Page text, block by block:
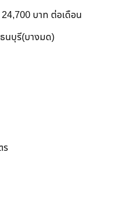
บาท ต่อเดือน
นบุรี(บางมด)
ร